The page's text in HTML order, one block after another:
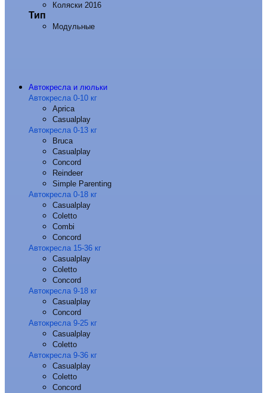
Коляски 2016
Тип
Модульные
Автокресла и люльки
Автокресла 0-10 кг
Aprica
Casualplay
Автокресла 0-13 кг
Bruca
Casualplay
Concord
Reindeer
Simple Parenting
Автокресла 0-18 кг
Casualplay
Coletto
Combi
Concord
Автокресла 15-36 кг
Casualplay
Coletto
Concord
Автокресла 9-18 кг
Casualplay
Concord
Автокресла 9-25 кг
Casualplay
Coletto
Автокресла 9-36 кг
Casualplay
Coletto
Concord